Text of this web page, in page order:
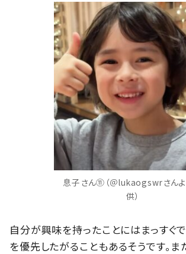
息子さん⑪（＠lukaogswrさん
供）
自分が興味を持ったことにはまっすぐ
を優先したがることもあるそうです。ま